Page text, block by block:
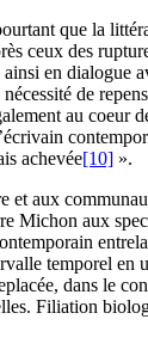
que la
ceux des
en
de
au
achevée[10] ».
aux
Michon aux
temporel
dans le
Filiation